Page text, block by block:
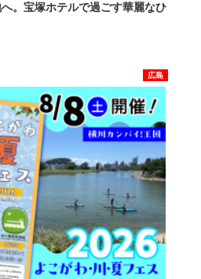
。宝塚ホテルで過ごす華麗なひ
広島